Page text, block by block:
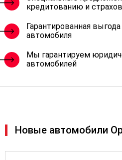
кредитованию и
Гарантированная
автомобиля
Мы гарантируем
автомобилей
Новые автомобили